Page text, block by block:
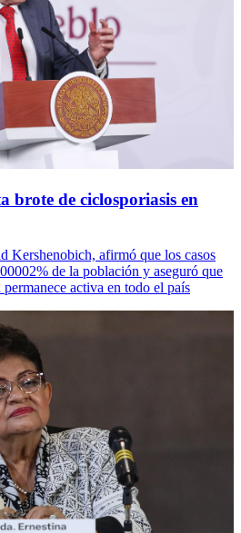
brote de ciclosporiasis en
Kershenobich, afirmó que los casos
de la población y aseguró que
activa en todo el país